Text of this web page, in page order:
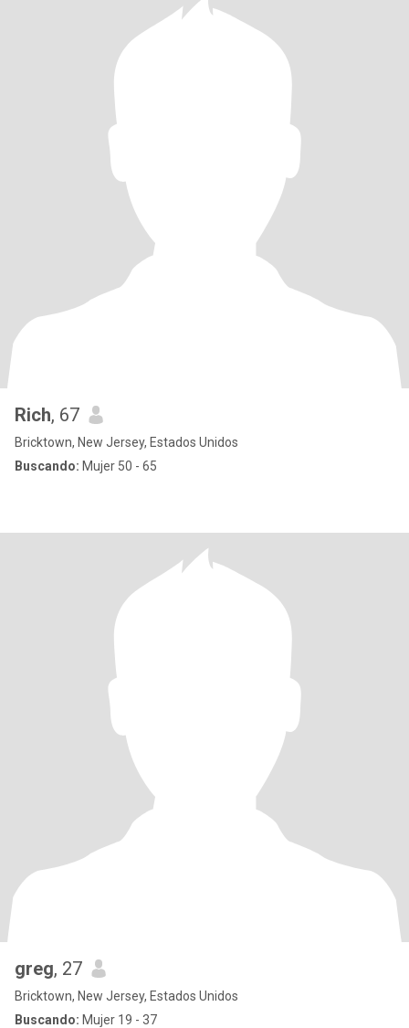
Rich, 67
Bricktown, New Jersey, Estados Unidos
Buscando: Mujer 50 - 65
greg, 27
Bricktown, New Jersey, Estados Unidos
Buscando: Mujer 19 - 37